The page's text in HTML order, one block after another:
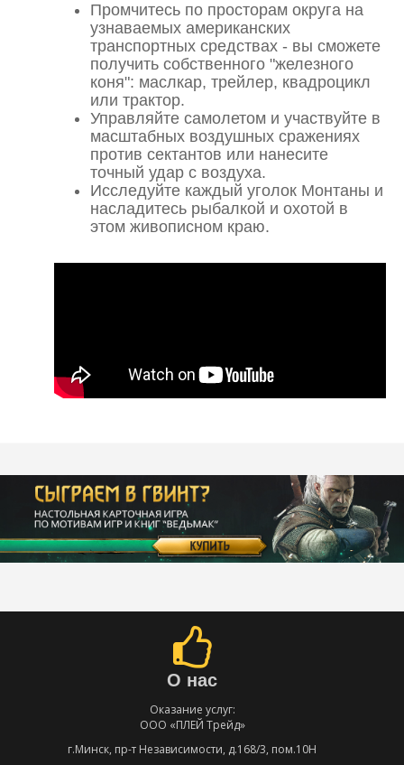
Промчитесь по просторам округа на
узнаваемых американских
транспортных средствах - вы сможете
получить собственного "железного
коня": маслкар, трейлер, квадроцикл
или трактор.
Управляйте самолетом и участвуйте в
масштабных воздушных сражениях
против сектантов или нанесите
точный удар с воздуха.
Исследуйте каждый уголок Монтаны и
насладитесь рыбалкой и охотой в
этом живописном краю.
О нас
Оказание услуг:
ООО «ПЛЕЙ Трейд»
г.Минск, пр-т Независимости, д.168/3, пом.10Н